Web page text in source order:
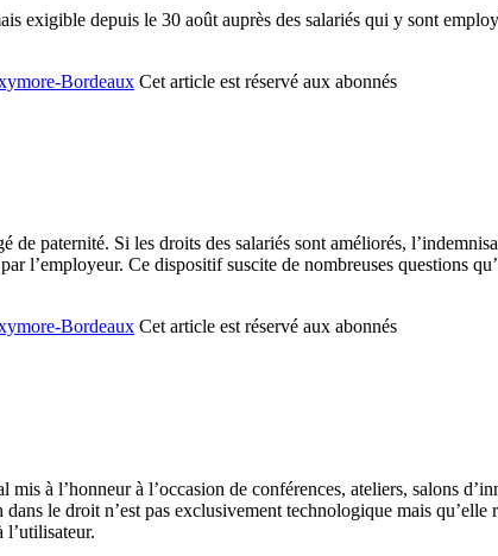
exigible depuis le 30 août auprès des salariés qui y sont
Bordeaux Cet article est réservé aux abonnés
paternité. Si les droits des salariés sont améliorés,
l’employeur. Ce dispositif suscite de nombreuses questions
Bordeaux Cet article est réservé aux abonnés
à l’honneur à l’occasion de conférences, ateliers, salons
le droit n’est pas exclusivement technologique mais qu’elle
l’utilisateur.